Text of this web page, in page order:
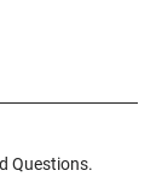
Questions.